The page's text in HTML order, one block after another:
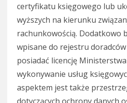
certyfikatu księgowego lub
wyższych na kierunku
rachunkowością. Dodatkowo
wpisane do rejestru
posiadać licencję
wykonywanie usług
aspektem jest także